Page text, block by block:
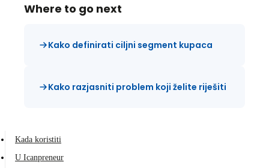
Where to go next
Kako definirati ciljni segment kupaca
Kako razjasniti problem koji želite riješiti
Kada koristiti
U Icanpreneur